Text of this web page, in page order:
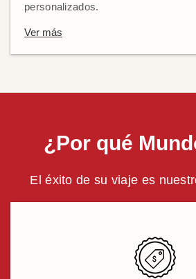
personalizados.
Ver más
¿Por qué
El éxito de su viaje es